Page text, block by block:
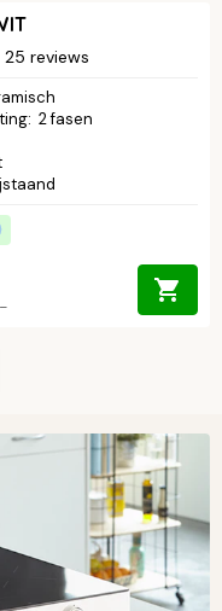
flexibele
bij Keukenloods.
25 reviews
: 2 fasen